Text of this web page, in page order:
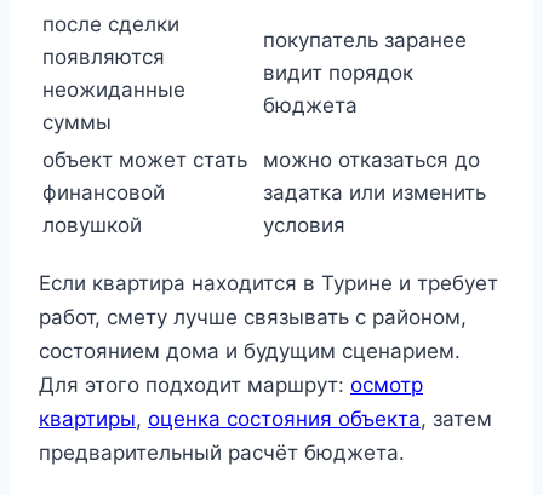
после сделки
появляются
неожиданные
суммы
покупатель заранее
видит порядок
бюджета
объект может стать
финансовой
ловушкой
можно отказаться до
задатка или изменить
условия
Если квартира находится в Турине и требует
работ, смету лучше связывать с районом,
состоянием дома и будущим сценарием.
Для этого подходит маршрут: осмотр
квартиры, оценка состояния объекта, затем
предварительный расчёт бюджета.